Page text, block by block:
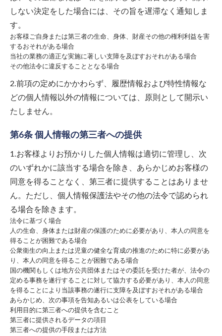
しない決定をした場合には、その旨を遅滞なく通知しま
す。
お客様ご自身または第三者の生命、身体、財産その他の権利利益を害
するおそれがある場合
当社の業務の適正な実施に著しい支障を及ぼすおそれがある場合
その他法令に違反することとなる場合
2.前項の定めにかかわらず、履歴情報および特性情報な
どの個人情報以外の情報については、原則として開示い
たしません。
第6条 個人情報の第三者への提供
1.お客様よりお預かりした個人情報は適切に管理し、次
のいずれかに該当する場合を除き、あらかじめお客様の
同意を得ることなく、第三者に提供することはありませ
ん。ただし、個人情報保護法やその他の法令で認められ
る場合を除きます。
法令に基づく場合
人の生命、身体または財産の保護のために必要があり、本人の同意を
得ることが困難である場合
公衆衛生の向上または児童の健全な育成の推進のために特に必要があ
り、本人の同意を得ることが困難である場合
国の機関もしくは地方公共団体またはその委託を受けた者が、法令の
定める事務を遂行することに対して協力する必要があり、本人の同意
を得ることにより当該事務の遂行に支障を及ぼすおそれがある場合
あらかじめ、次の事項を告知あるいは公表をしている場合
利用目的に第三者への提供を含むこと
第三者に提供されるデータの項目
第三者への提供の手段または方法